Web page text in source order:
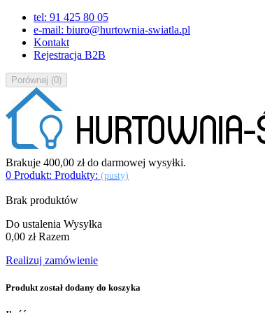
tel: 91 425 80 05
e-mail: biuro@hurtownia-swiatla.pl
Kontakt
Rejestracja B2B
Porównaj (0)
Brakuje 400,00 złdo darmowej wysyłki.
0 Produkt: Produkty: (pusty)
Brak produktów
Do ustalenia Wysyłka
0,00 zł Razem
Realizuj zamówienie
Produkt został dodany do koszyka